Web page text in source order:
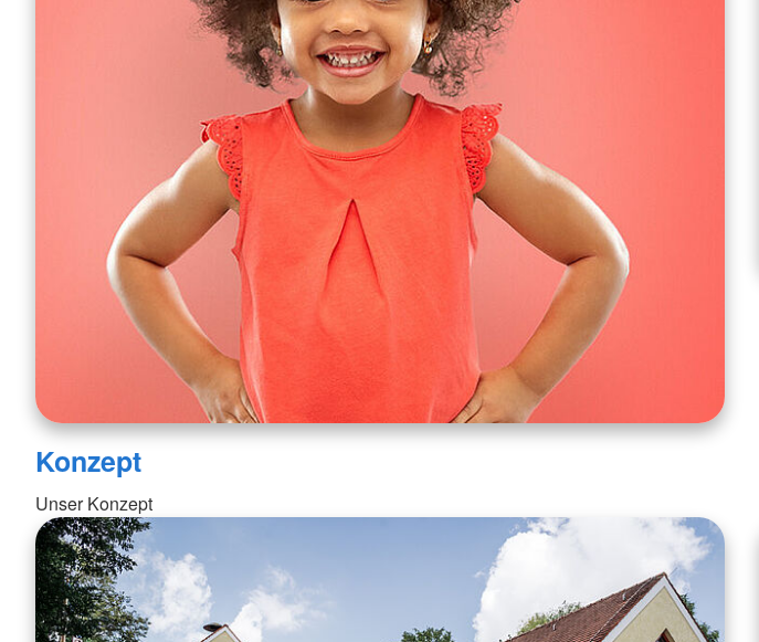
Konzept
Unser Konzept